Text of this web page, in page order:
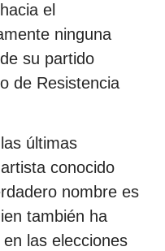
el
ninguna
su partido
de Resistencia
últimas
conocido
nombre es
también ha
las elecciones